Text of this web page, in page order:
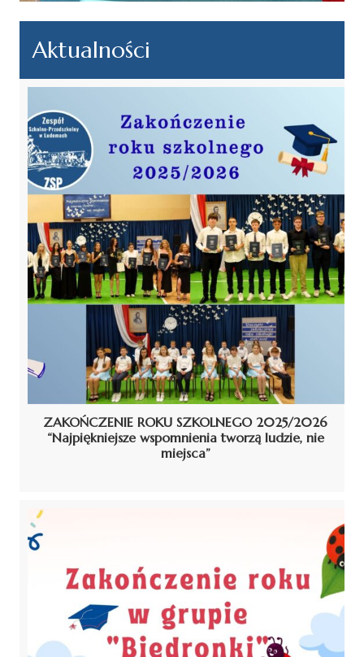
Aktualności
ZAKOŃCZENIE ROKU SZKOLNEGO 2025/2026
“Najpiękniejsze wspomnienia tworzą ludzie, nie
miejsca”